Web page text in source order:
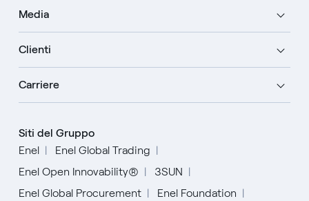
Media
Clienti
Carriere
Siti del Gruppo
Enel
Enel Global Trading
Enel Open Innovability®
3SUN
Enel Global Procurement
Enel Foundation